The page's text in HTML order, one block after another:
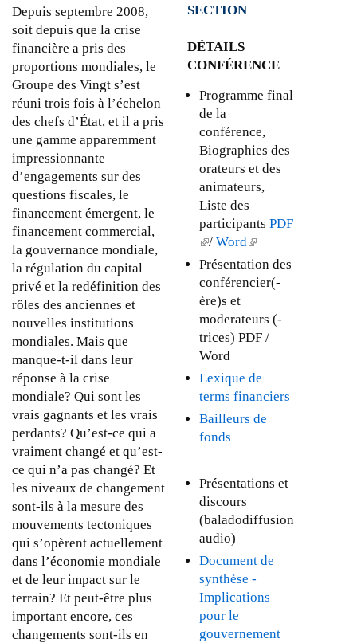
s
e
à
j
o
u
r
-
l
e
3
0
o
c
t
o
b
r
e
2
0
0
9
Depuis septembre 2008,
soit depuis que la crise
financière a pris des
proportions mondiales, le
Groupe des Vingt s’est
réuni trois fois à l’échelon
des chefs d’État, et il a pris
une gamme apparemment
impressionnante
d’engagements sur des
questions fiscales, le
financement émergent, le
financement commercial,
la gouvernance mondiale,
la régulation du capital
privé et la redéfinition des
rôles des anciennes et
nouvelles institutions
mondiales. Mais que
manque-t-il dans leur
réponse à la crise
mondiale? Qui sont les
vrais gagnants et les vrais
perdants? Qu’est-ce qui a
vraiment changé et qu’est-
ce qui n’a pas changé? Et
les niveaux de changement
sont-ils à la mesure des
mouvements tectoniques
qui s’opèrent actuellement
dans l’économie mondiale
et de leur impact sur le
terrain? Et peut-être plus
important encore, ces
changements sont-ils en
SECTION
DÉTAILS
CONFÉRENCE
Programme final
de la
conférence,
Biographies des
orateurs et des
animateurs,
Liste des
participants PDF
(
l
i
n
k
i
s
e
r
a
l
)
/ Word(
l
i
k
i
e
e
a
)
Présentation des
conférencier(-
ère)s et
moderateurs (-
trices) PDF /
Word
Lexique de
terms financiers
Bailleurs de
fonds
Présentations et
discours
(baladodiffusion
audio)
Document de
synthèse -
Implications
pour le
gouvernement